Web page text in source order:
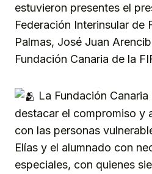
estuvieron presentes el
Federación Interinsular de
Palmas, José Juan
Fundación Canaria de la
La Fundación
destacar el compromiso y
con las personas
Elías y el alumnado con
especiales, con quienes